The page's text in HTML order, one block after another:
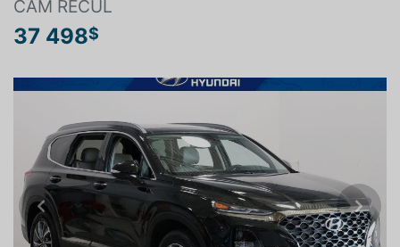
CAM RECUL
37 498$
Previous Next